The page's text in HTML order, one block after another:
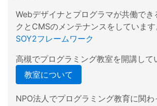
Webデザイナとプログラマが共働でき
クとCMSのメンテナンスをしています
SOY2フレームワーク
高槻でプログラミング教室を開講して
教室について
NPO法人でプログラミング教育に関わ